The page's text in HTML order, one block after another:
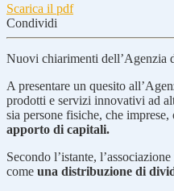
Scarica il pdf
Condividi
Nuovi chiarimenti dell’Agenzia
A presentare un quesito
prodotti e servizi innovativi ad
sia persone fisiche, che
apporto di capitali.
Secondo l’istante,
come una distribuzione di